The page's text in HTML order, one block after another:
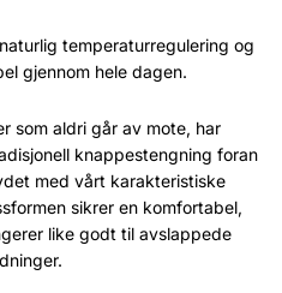
temperaturregulering og
gjennom hele dagen.
som aldri går av mote, har
knappestengning foran
med vårt karakteristiske
sikrer en komfortabel,
like godt til avslappede